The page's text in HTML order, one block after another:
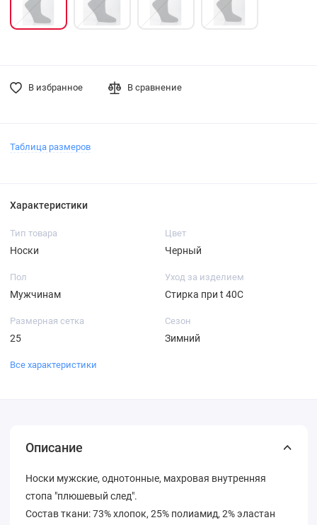
В избранное В сравнение
Таблица размеров
Характеристики
Тип товара
Носки
Цвет
Черный
Пол
Мужчинам
Уход за изделием
Стирка при t 40С
Размерная сетка
25
Сезон
Зимний
Все характеристики
Описание
Носки мужские, однотонные, махровая внутренняя
стопа "плюшевый след".
Состав ткани: 73% хлопок, 25% полиамид, 2% эластан